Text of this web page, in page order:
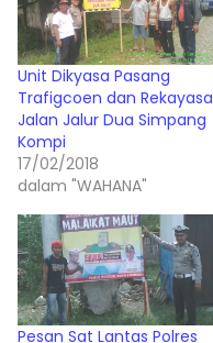
Unit Dikyasa Pasang
Trafigcoen dan Rekayasa
Jalan Jalur Dua Simpang
Kompi
17/02/2018
dalam "WAHANA"
Pesan Sat Lantas Polres